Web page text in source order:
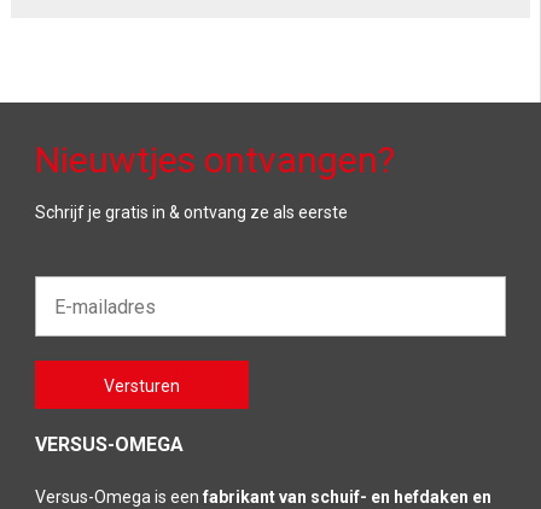
Nieuwtjes ontvangen?
Schrijf je gratis in & ontvang ze als eerste
mailadres*
laten
Versturen
VERSUS-OMEGA
Versus-Omega is een fabrikant van schuif- en hefdaken en